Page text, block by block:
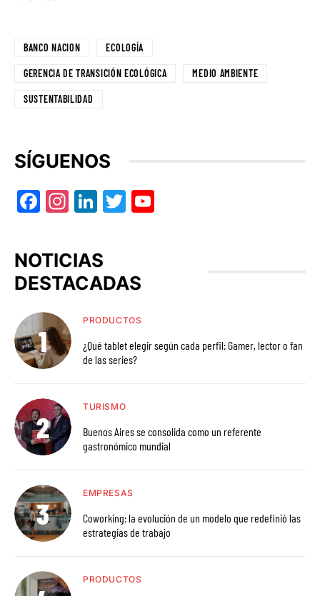
BANCO NACION ECOLOGÍA
GERENCIA DE TRANSICIÓN ECOLÓGICA MEDIO AMBIENTE
SUSTENTABILIDAD
SÍGUENOS
Facebook
Instagram
LinkedIn
Twitter
NOTICIAS
DESTACADAS
PRODUCTOS
¿Qué tablet elegir según cada perfil: Gamer, lector o fan
de las series?
TURISMO
Buenos Aires se consolida como un referente
gastronómico mundial
EMPRESAS
Coworking: la evolución de un modelo que redefinió las
estrategias de trabajo
PRODUCTOS